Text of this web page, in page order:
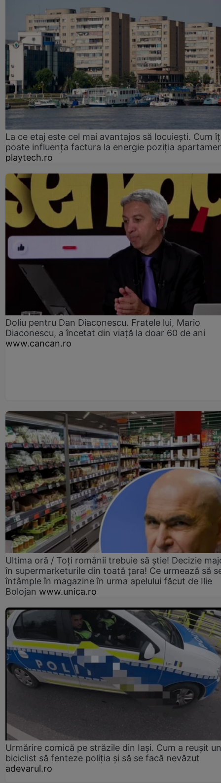
La ce etaj este cel mai avantajos să locuiești. Cum
poate influența factura la energie poziția
playtech.ro
Doliu pentru Dan Diaconescu. Fratele lui, Mario
Diaconescu, a încetat din viață la doar 60 de ani
www.cancan.ro
Ultima oră / Toți românii trebuie să știe! Decizie
în supermarketurile din toată țara! Ce urmează să
întâmple în magazine în urma apelului făcut de Ilie
Bolojan www.unica.ro
Urmărire comică pe străzile din Iași. Cum a reușit un
biciclist să fenteze poliția și să se facă nevăzut
adevarul.ro